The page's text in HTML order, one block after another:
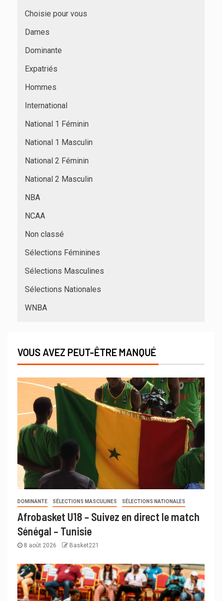
Choisie pour vous
Dames
Dominante
Expatriés
Hommes
International
National 1 Féminin
National 1 Masculin
National 2 Féminin
National 2 Masculin
NBA
NCAA
Non classé
Sélections Féminines
Sélections Masculines
Sélections Nationales
WNBA
VOUS AVEZ PEUT-ÊTRE MANQUÉ
DOMINANTE SÉLECTIONS MASCULINES SÉLECTIONS NATIONALES
Afrobasket U18 – Suivez en direct le match
Sénégal – Tunisie
8 août 2026 Basket221